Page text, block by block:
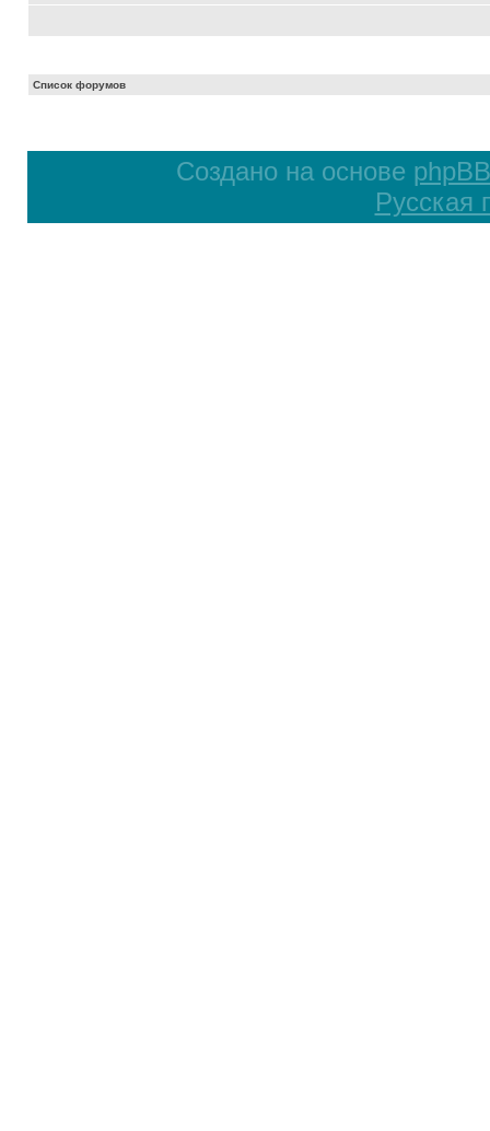
Список форумов
Создано на основе phpBB
Русская